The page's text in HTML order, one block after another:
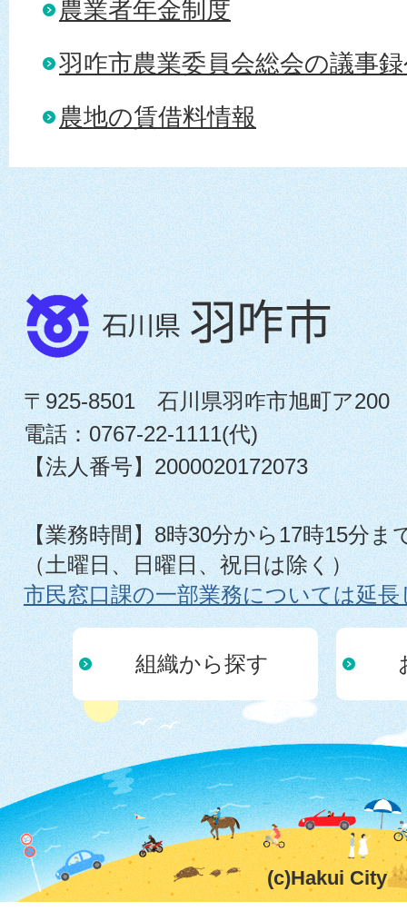
農業者年金制度
羽咋市農業委員会総会の議事
農地の賃借料情報
〒925-8501 石川県羽咋市旭町ア200
電話：0767-22-1111(代)
【法人番号】2000020172073
【業務時間】8時30分から17時15分ま
（土曜日、日曜日、祝日は除く）
市民窓口課の一部業務については延
組織から探す
(c)Hakui City